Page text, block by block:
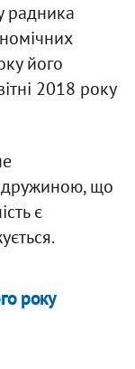
радника
його
2018 року
дружиною, що
є
року